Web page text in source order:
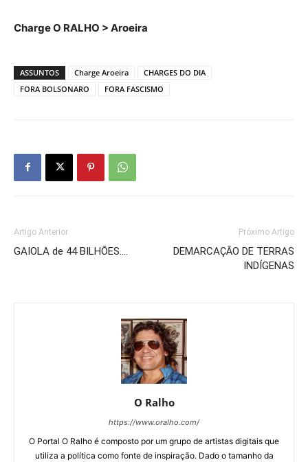
Charge O RALHO > Aroeira
ASSUNTOS Charge Aroeira
CHARGES DO DIA
FORA BOLSONARO
FORA FASCISMO
Artigo Anterior
GAIOLA de 44 BILHÕES….
Próximo Artigo
DEMARCAÇÃO DE TERRAS
INDÍGENAS
O Ralho
https://www.oralho.com/
O Portal O Ralho é composto por um grupo de artistas digitais que
utiliza a política como fonte de inspiração. Dado o tamanho da